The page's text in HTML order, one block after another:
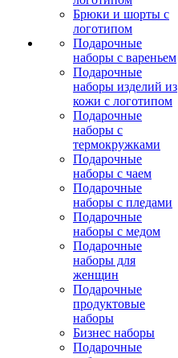
Брюки и шорты с
логотипом
Подарочные
наборы с вареньем
Подарочные
наборы изделий из
кожи с логотипом
Подарочные
наборы с
термокружками
Подарочные
наборы с чаем
Подарочные
наборы с пледами
Подарочные
наборы с медом
Подарочные
наборы для
женщин
Подарочные
продуктовые
наборы
Бизнес наборы
Подарочные